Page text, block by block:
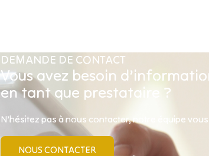
DEMANDE DE CONTACT
Vous avez besoin
en tant que prestataire ?
N’hésitez pas à nous contacter, notre équipe
NOUS CONTACTER